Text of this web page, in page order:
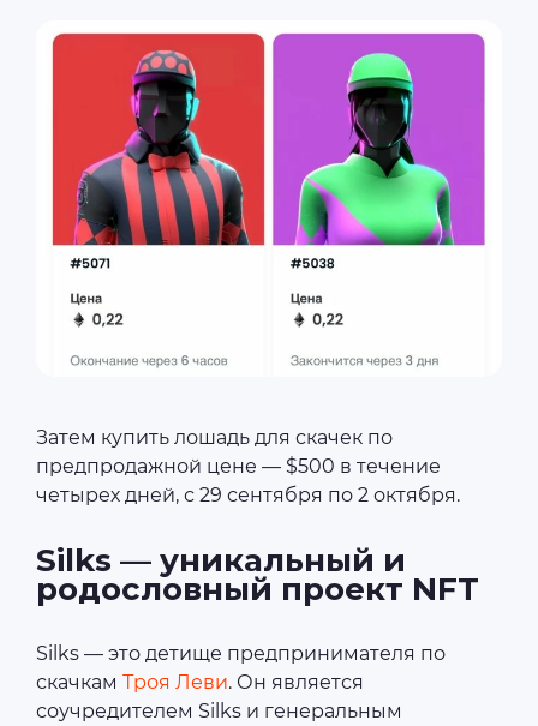
Затем купить лошадь для скачек по
предпродажной цене — $500 в течение
четырех дней, с 29 сентября по 2 октября.
Silks — уникальный и
родословный проект NFT
Silks — это детище предпринимателя по
скачкам Троя Леви. Он является
соучредителем Silks и генеральным